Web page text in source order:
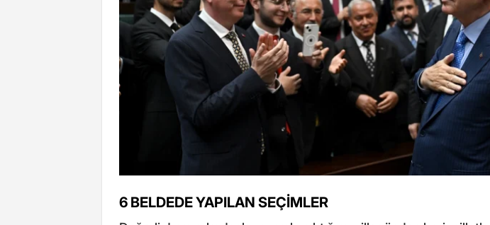
6 BELDEDE YAPILAN SEÇİMLER